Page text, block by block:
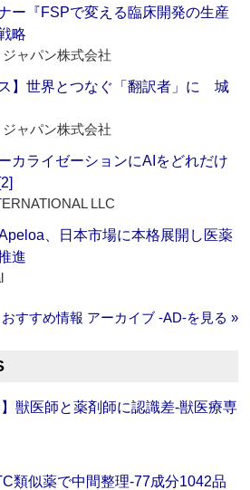
ー『FSPで変える臨床開発の生産
略
ャパン株式会社
ス】世界とつなぐ「翻訳者」に 城
ャパン株式会社
カライゼーションにAIをどれだけ
LLC
、日本市場に本格展開し医薬
進
おすすめ情報 アーカイブ ‐AD‐を見る »
獣医師と薬剤師に認識差‐獣医療専
類似薬で中間整理‐77成分1042品